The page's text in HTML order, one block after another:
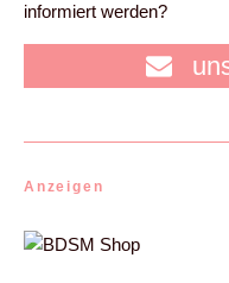
informiert werden?
Anzeigen